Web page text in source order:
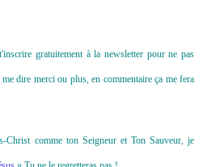
gratuitement à la newsletter pour ne pas
dire merci ou plus, en commentaire ça me fera
Christ comme ton Seigneur et Ton Sauveur, je